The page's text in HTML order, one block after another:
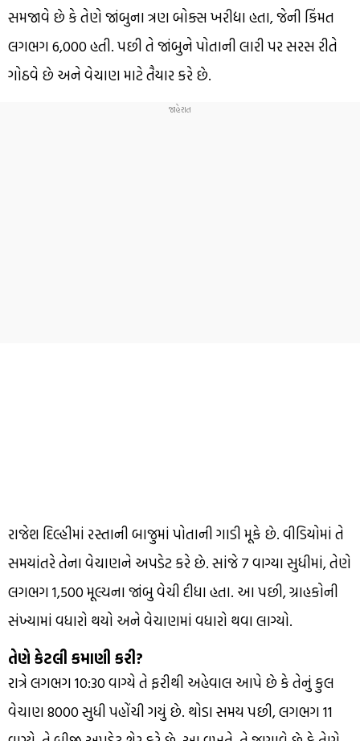
સમજાવે છે કે તેણે જાંબુના ત્રણ બોક્સ ખરીદ્યા હતા, જેની કિંમત
લગભગ ₹6,000 હતી. પછી તે જાંબુને પોતાની લારી પર સરસ રીતે
ગોઠવે છે અને વેચાણ માટે તૈયાર કરે છે.
રાજેશ દિલ્હીમાં રસ્તાની બાજુમાં પોતાની ગાડી મૂકે છે. વીડિયોમાં તે
સમયાંતરે તેના વેચાણને અપડેટ કરે છે. સાંજે 7 વાગ્યા સુધીમાં, તેણે
લગભગ ₹1,500 મૂલ્યના જાંબુ વેચી દીધા હતા. આ પછી, ગ્રાહકોની
સંખ્યામાં વધારો થયો અને વેચાણમાં વધારો થવા લાગ્યો.
તેણે કેટલી કમાણી કરી?
રાત્રે લગભગ 10:30 વાગ્યે તે ફરીથી અહેવાલ આપે છે કે તેનું કુલ
વેચાણ ₹8000 સુધી પહોંચી ગયું છે. થોડા સમય પછી, લગભગ 11